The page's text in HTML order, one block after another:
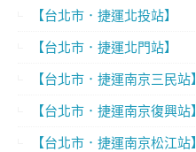
【台北市．捷運北投站】
【台北市．捷運北門站】
【台北市．捷運南京三民站】
【台北市．捷運南京復興站】
【台北市．捷運南京松江站】